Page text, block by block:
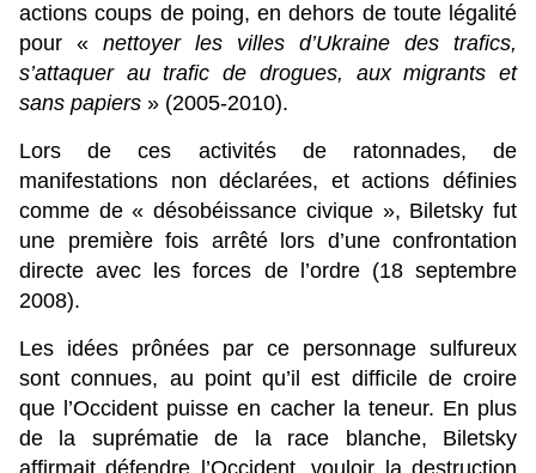
actions coups de poing, en dehors de toute légalité
pour « nettoyer les villes d’Ukraine des trafics,
s’attaquer au trafic de drogues, aux migrants et
sans papiers » (2005-2010).
Lors de ces activités de ratonnades, de
manifestations non déclarées, et actions définies
comme de « désobéissance civique », Biletsky fut
une première fois arrêté lors d’une confrontation
directe avec les forces de l’ordre (18 septembre
2008).
Les idées prônées par ce personnage sulfureux
sont connues, au point qu’il est difficile de croire
que l’Occident puisse en cacher la teneur. En plus
de la suprématie de la race blanche, Biletsky